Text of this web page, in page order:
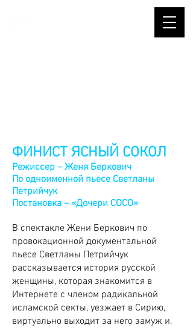
ФИНИСТ ЯСНЫЙ СОКОЛ
Режиссер – Женя Беркович
По одноименной пьесе Светланы
Петрийчук
Постановка – «Дочери СОСО»
В спектакле Жени Беркович по
провокационной документальной
пьесе Светланы Петрийчук
рассказывается история русской
женщины, которая знакомится в
Интернете с членом радикальной
исламской секты, уезжает в Сирию,
виртуально выходит за него замуж и,